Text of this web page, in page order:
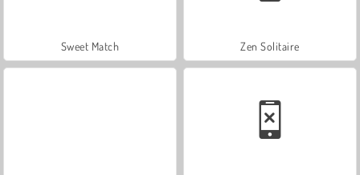
Sweet Match Zen Solitaire